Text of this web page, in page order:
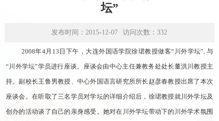
坛”
发布时间：2015-12-07 访问次数：332
2008年4月13日下午，大连外国语学院徐珺教授做客“ 川外学坛”, 与
“川外学坛”学员进行座谈。座谈会由中心主任兼教务处处长董洪川教授主
持。副校长王鲁男教授、中心外国语言研究所所长赵彦春教授出席了本次
座谈会。在听取了三名学员对学坛的详细介绍后，徐珺教授就川外学坛及
创办的活动谈了自己的亲身感受。她对在川外学坛带动下的川外学术氛围